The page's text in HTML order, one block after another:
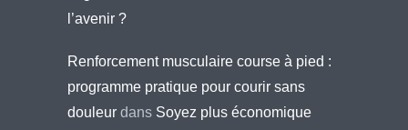
l’avenir ?
Renforcement musculaire course à pied :
programme pratique pour courir sans
douleur dans Soyez plus économique